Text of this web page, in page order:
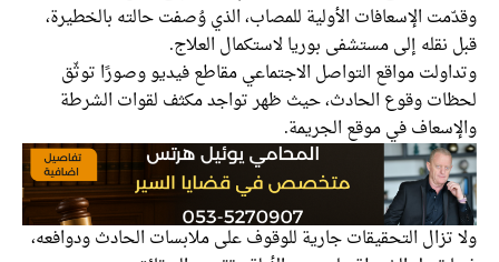
الإسعافات الأولية للمصاب، الذي وُصفت حالته بالخطيرة،
إلى مستشفى بوريا لاستكمال العلاج.
مواقع التواصل الاجتماعي مقاطع فيديو وصورًا توثّق
وقوع الحادث، حيث ظهر تواجد مكثف لقوات الشرطة
في موقع الجريمة.
تزال التحقيقات جارية للوقوف على ملابسات الحادث ودوافعه،